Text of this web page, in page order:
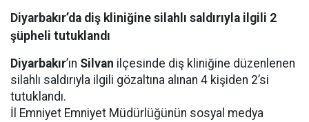
Diyarbakır’da diş kliniğine silahlı saldırıyla ilgili 2
şüpheli tutuklandı
Diyarbakır’ın Silvan ilçesinde diş kliniğine düzenlenen
silahlı saldırıyla ilgili gözaltına alınan 4 kişiden 2’si
tutuklandı.
İl Emniyet Emniyet Müdürlüğünün sosyal medya